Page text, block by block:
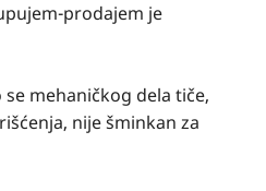
prodajem je
mehaničkog dela tiče,
nije šminkan za